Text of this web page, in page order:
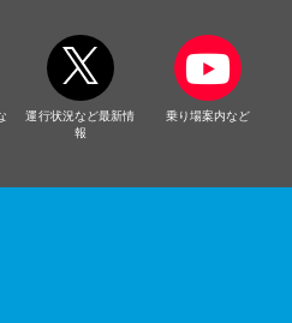
運行状況など最新情
報
乗り場案内など